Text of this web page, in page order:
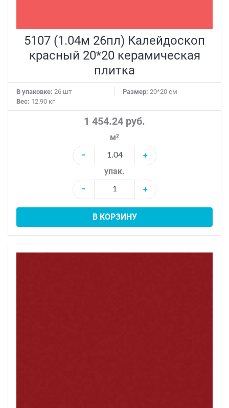
5107 (1.04м 26пл) Калейдоскоп
красный 20*20 керамическая
плитка
В упаковке: 26 шт Размер: 20*20 см
Вес: 12.90 кг
1 454.24 руб.
м²
−
+
упак.
−
+
В КОРЗИНУ